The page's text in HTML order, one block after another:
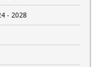
- 2028